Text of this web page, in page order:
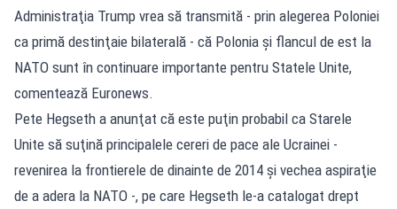
Administraţia Trump vrea să transmită - prin alegerea Poloniei
ca primă destinţaie bilaterală - că Polonia şi flancul de est la
NATO sunt în continuare importante pentru Statele Unite,
comentează Euronews.
Pete Hegseth a anunţat că este puţin probabil ca Starele
Unite să suţină principalele cereri de pace ale Ucrainei -
revenirea la frontierele de dinainte de 2014 şi vechea aspiraţie
de a adera la NATO -, pe care Hegseth le-a catalogat drept